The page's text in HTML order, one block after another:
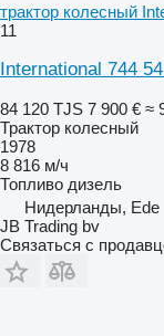
трактор колесный
11
International 744
84 120 TJS 7 900 € ≈
Трактор колесный
1978
8 816 м/ч
Топливо дизель
Нидерланды, Ede
JB Trading bv
Связаться с